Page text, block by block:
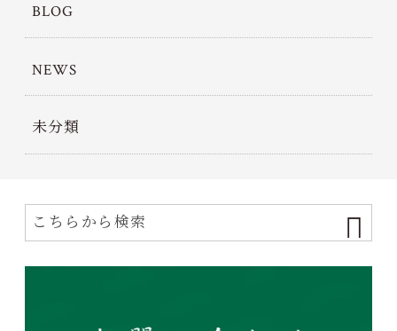
BLOG
NEWS
未分類